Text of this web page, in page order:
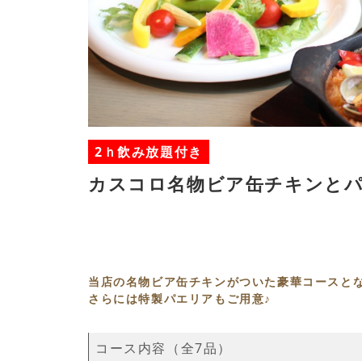
2ｈ飲み放題付き
カスコロ名物ビア缶チキンと
当店の名物ビア缶チキンがついた豪華コースと
さらには特製パエリアもご用意♪
コース内容（全7品）